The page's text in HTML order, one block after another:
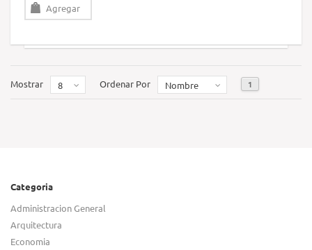
Agregar
Mostrar 8 Ordenar Por Nombre 1
Categoria
Administracion General
Arquitectura
Economia